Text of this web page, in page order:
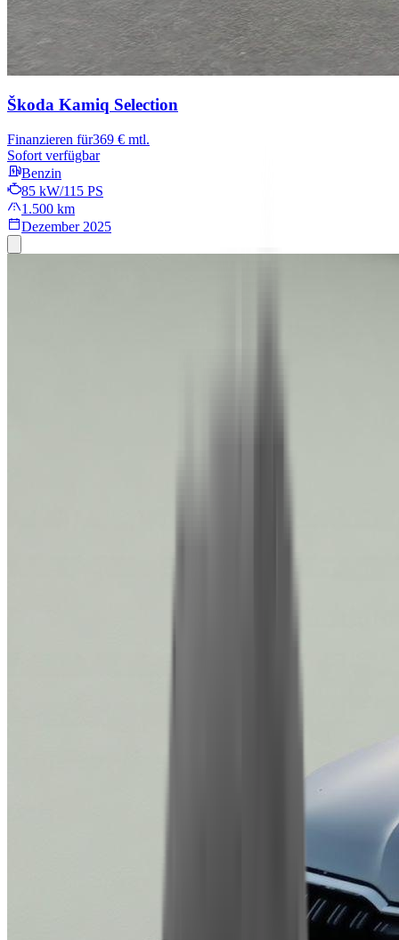
Škoda Kamiq Selection
Finanzieren für369 € mtl.
Sofort verfügbar
Benzin
85 kW/115 PS
1.500 km
Dezember 2025